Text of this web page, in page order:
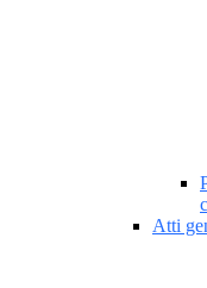
Atti